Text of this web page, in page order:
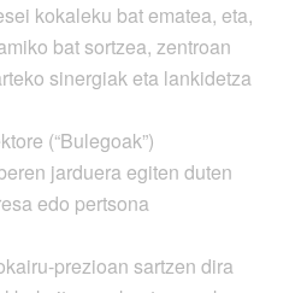
kokaleku bat ematea, eta,
bat sortzea, zentroan
sinergiak eta lankidetza
(“Bulegoak”)
jarduera egiten duten
edo pertsona
prezioan sartzen dira